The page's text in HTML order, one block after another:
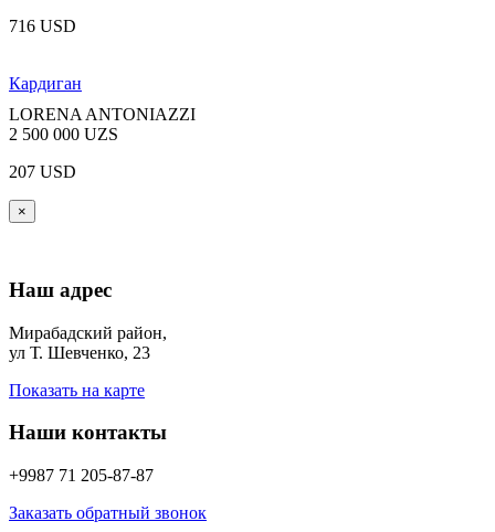
716 USD
Кардиган
LORENA ANTONIAZZI
2 500 000 UZS
207 USD
×
Наш адрес
Мирабадский район,
ул Т. Шевченко, 23
Показать на карте
Наши контакты
+9987 71 205-87-87
Заказать обратный звонок